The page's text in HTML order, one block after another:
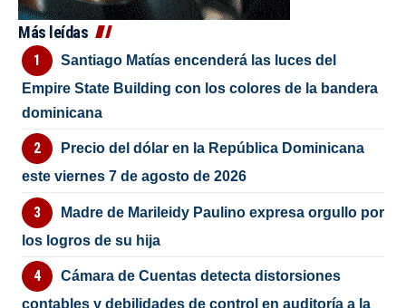
Más leídas
Santiago Matías encenderá las luces del
Empire State Building con los colores de la bandera
dominicana
Precio del dólar en la República Dominicana
este viernes 7 de agosto de 2026
Madre de Marileidy Paulino expresa orgullo por
los logros de su hija
Cámara de Cuentas detecta distorsiones
contables y debilidades de control en auditoría a la